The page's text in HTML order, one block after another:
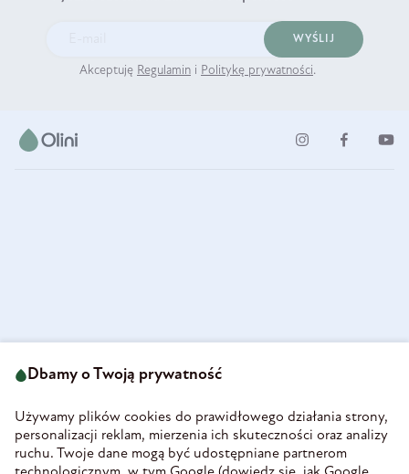
WYŚLIJ
Akceptuję Regulamin i Politykę prywatności.
58-160 Świebodzice
REGON 890213034
INFORMACJE
Dbamy o Twoją prywatność
Używamy plików cookies do prawidłowego działania strony,
personalizacji reklam, mierzenia ich skuteczności oraz analizy
ruchu. Twoje dane mogą być udostępniane partnerom